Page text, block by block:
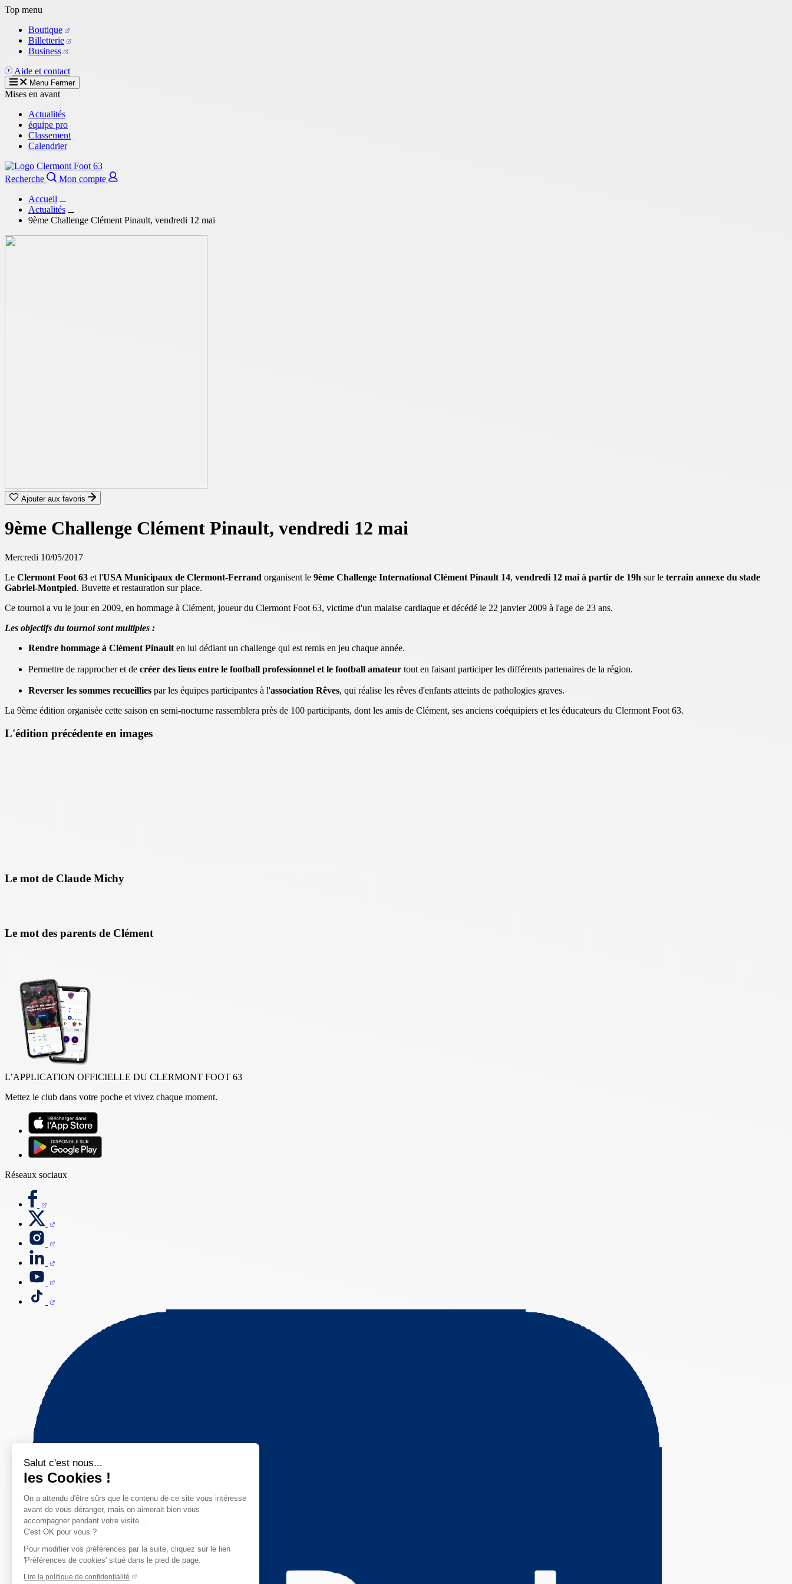
Salut c'est nous...
les Cookies !
On a attendu d'être sûrs que le contenu de ce site vous intéresse
avant de vous déranger, mais on aimerait bien vous
accompagner pendant votre visite...
C'est OK pour vous ?
Pour modifier vos préférences par la suite, cliquez sur le lien
'Préférences de cookies' situé dans le pied de page.
Lire la politique de confidentialité
Aller
contenu
principal
Top menu
Boutique
Billetterie
Business
Aide et contact
Menu Fermer
Mises en avant
Actualités
équipe pro
Classement
Calendrier
Recherche
Mon compte
Accueil
Actualités
9ème Challenge Clément Pinault, vendredi 12 mai
Ajouter aux favoris
9ème Challenge Clément Pinault, vendredi 12 mai
Mercredi 10/05/2017
Le Clermont Foot 63 et l'USA Municipaux de Clermont-Ferrand organisent le 9ème Challenge International Clément Pinault 14, vendredi 12 mai à partir de 19h sur le terrain annexe du stade
Gabriel-Montpied. Buvette et restauration sur place.
Ce tournoi a vu le jour en 2009, en hommage à Clément, joueur du Clermont Foot 63, victime d'un malaise cardiaque et décédé le 22 janvier 2009 à l'age de 23 ans.
Les objectifs du tournoi sont multiples :
Rendre hommage à Clément Pinault en lui dédiant un challenge qui est remis en jeu chaque année.
Permettre de rapprocher et de créer des liens entre le football professionnel et le football amateur tout en faisant participer les différents partenaires de la région.
Reverser les sommes recueillies par les équipes participantes à l'association Rêves, qui réalise les rêves d'enfants atteints de pathologies graves.
La 9ème édition organisée cette saison en semi-nocturne rassemblera près de 100 participants, dont les amis de Clément, ses anciens coéquipiers et les éducateurs du Clermont Foot 63.
L'édition précédente en images
Le mot de Claude Michy
Le mot des parents de Clément
L’APPLICATION OFFICIELLE DU CLERMONT FOOT 63
Mettez le club dans votre poche et vivez chaque moment.
Réseaux sociaux